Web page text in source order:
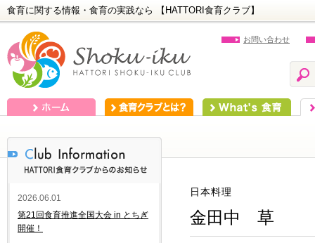
食育に関する情報・食育の実践なら 【HATTORI食育クラブ】
お問い合わせ
日本料理
金田中 草
2026.06.01
第21回食育推進全国大会 in とちぎ
開催！